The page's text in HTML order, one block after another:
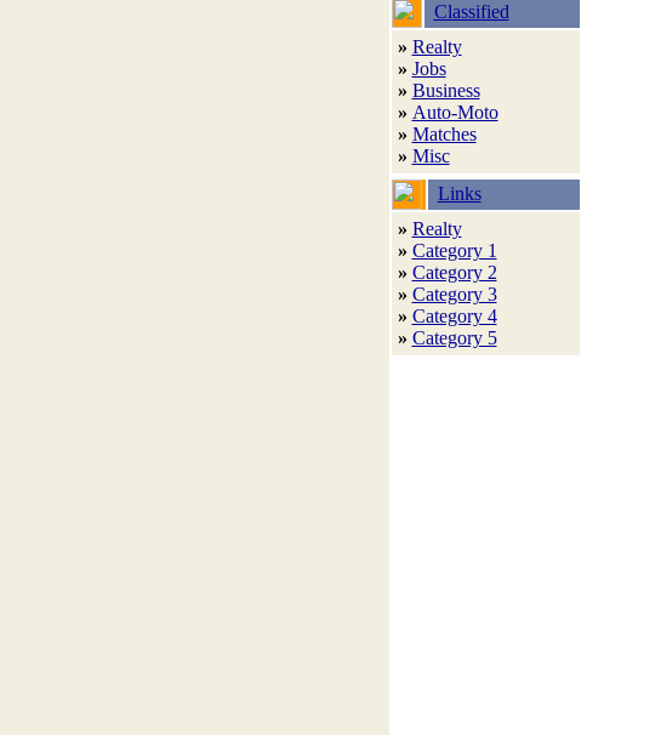
Classified
» Realty
» Jobs
» Business
» Auto-Moto
» Matches
» Misc
Links
» Realty
» Category 1
» Category 2
» Category 3
» Category 4
» Category 5